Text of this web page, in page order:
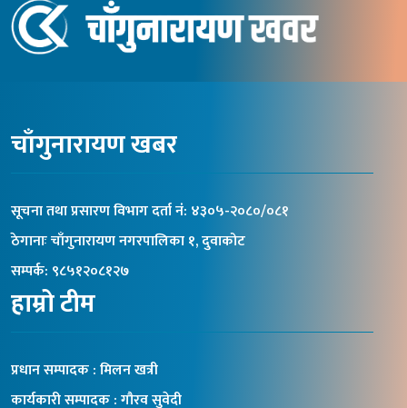
चाँगुनारायण खबर
सूचना तथा प्रसारण विभाग दर्ता नंं: ४३०५-२०८०/०८१
ठेगानाः चाँगुनारायण नगरपालिका १, दुवाकोट
सम्पर्क: ९८५१२०८१२७
हाम्रो टीम
प्रधान सम्पादक : मिलन खत्री
कार्यकारी सम्पादक : गौरव सुवेदी